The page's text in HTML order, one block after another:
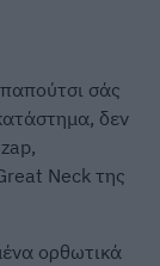
σάς
δεν
Neck της
ορθωτικά